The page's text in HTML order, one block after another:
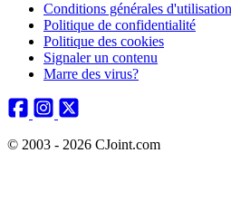
Conditions générales d'utilisation
Politique de confidentialité
Politique des cookies
Signaler un contenu
Marre des virus?
© 2003 - 2026 CJoint.com